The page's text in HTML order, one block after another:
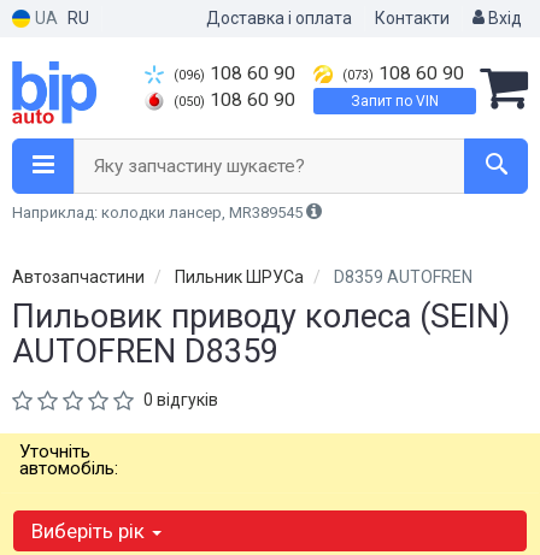
UA RU Доставка і оплата Контакти Вхід
(096) 108 60 90
(050) 108 60 90
(073) 108 60 90
Запит по VIN
Яку запчастину шукаєте?
Наприклад: колодки лансер, MR389545
Автозапчастини Пильник ШРУСа D8359 AUTOFREN
Пильовик приводу колеса (SEIN)
AUTOFREN D8359
0 відгуків
Уточніть
автомобіль:
Виберіть рік